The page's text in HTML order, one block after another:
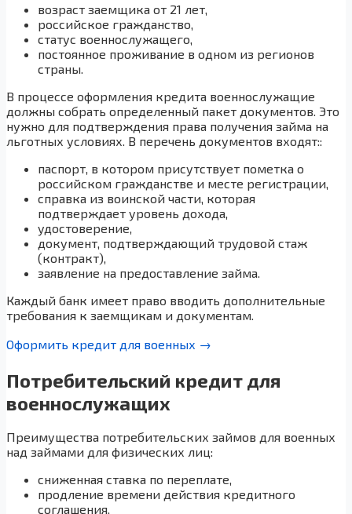
возраст заемщика от 21 лет,
российское гражданство,
статус военнослужащего,
постоянное проживание в одном из регионов
страны.
В процессе оформления кредита военнослужащие
должны собрать определенный пакет документов. Это
нужно для подтверждения права получения займа на
льготных условиях. В перечень документов входят::
паспорт, в котором присутствует пометка о
российском гражданстве и месте регистрации,
справка из воинской части, которая
подтверждает уровень дохода,
удостоверение,
документ, подтверждающий трудовой стаж
(контракт),
заявление на предоставление займа.
Каждый банк имеет право вводить дополнительные
требования к заемщикам и документам.
Оформить кредит для военных →
Потребительский кредит для
военнослужащих
Преимущества потребительских займов для военных
над займами для физических лиц:
сниженная ставка по переплате,
продление времени действия кредитного
соглашения,